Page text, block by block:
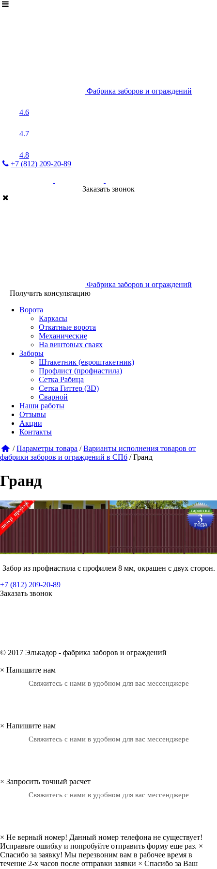
Фабрика заборов и ограждений
4.6
4.7
4.8
+7 (812) 209-20-89
Заказать звонок
Фабрика заборов и ограждений
Получить консультацию
Ворота
Каркасы
Откатные ворота
Механические
На винтовых сваях
Заборы
Штакетник (евроштакетник)
Профлист (профнастила)
Сетка Рабица
Сетка Гиттер (3D)
Сварной
Наши работы
Отзывы
Акции
Контакты
/ Параметры товара / Варианты исполнения товаров от
фабрики заборов и ограждений в СПб / Гранд
Гранд
Забор из профнастила с профилем 8 мм, окрашен с двух сторон.
+7 (812) 209-20-89
Заказать звонок
© 2017 Элькадор - фабрика заборов и ограждений
× Напишите нам
Свяжитесь с нами в удобном для вас мессенджере
× Напишите нам
Свяжитесь с нами в удобном для вас мессенджере
× Запросить точный расчет
Свяжитесь с нами в удобном для вас мессенджере
× Не верный номер! Данный номер телефона не существует!
Исправьте ошибку и попробуйте отправить форму еще раз. ×
Спасибо за заявку! Мы перезвоним вам в рабочее время в
течение 2-х часов после отправки заявки × Спасибо за Ваш